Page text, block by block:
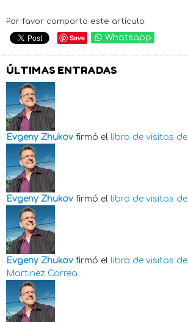
Por favor comparta este artículo:
Save Whatsapp
ÚLTIMAS ENTRADAS
Evgeny Zhukov firmó el libro de visitas de
Evgeny Zhukov firmó el libro de visitas de
Evgeny Zhukov firmó el libro de visitas de
Martinez Correa